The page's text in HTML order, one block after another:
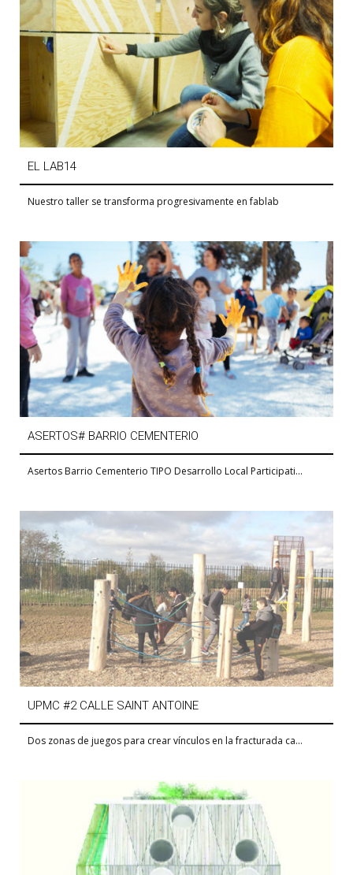
EL LAB14
Nuestro taller se transforma progresivamente en fablab
ASERTOS# BARRIO CEMENTERIO
Asertos Barrio Cementerio TIPO Desarrollo Local Participati...
UPMC #2 CALLE SAINT ANTOINE
Dos zonas de juegos para crear vínculos en la fracturada ca...